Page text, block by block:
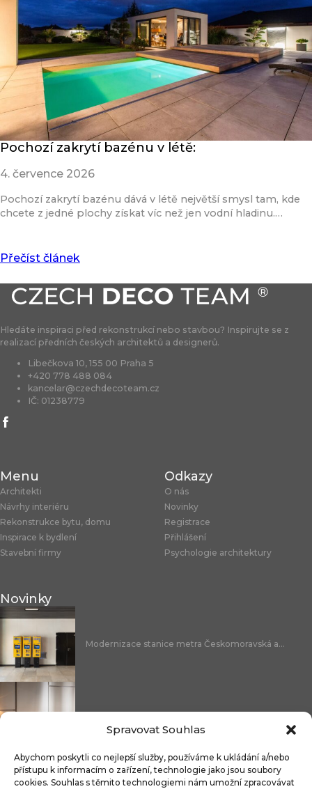
Spravovat Souhlas
Abychom poskytli co nejlepší služby, používáme k ukládání a/nebo
přístupu k informacím o zařízení, technologie jako jsou soubory
cookies. Souhlas s těmito technologiemi nám umožní zpracovávat
Pochozí zakrytí bazénu v létě:
4. července 2026
Pochozí zakrytí bazénu dává v létě největší smysl tam, kde
chcete z jedné plochy získat víc než jen vodní hladinu.…
Přečíst článek
Hledáte inspiraci před rekonstrukcí nebo stavbou? Inspirujte se z
realizací předních českých architektů a designerů.
Libečkova 10, 155 00 Praha 5
+420 778 488 084
kancelar@czechdecoteam.cz
IČ: 01238779
Menu
Architekti
Návrhy interiéru
Rekonstrukce bytu, domu
Inspirace k bydlení
Stavební firmy
Odkazy
O nás
Novinky
Registrace
Přihlášení
Psychologie architektury
Novinky
Modernizace stanice metra Českomoravská a...